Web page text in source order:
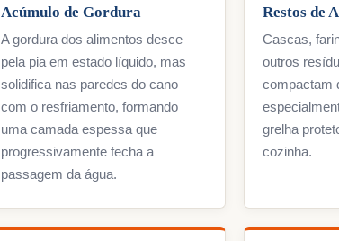
Acúmulo de Gordura
A gordura dos alimentos desce
pela pia em estado líquido, mas
solidifica nas paredes do cano
com o resfriamento, formando
uma camada espessa que
progressivamente fecha a
passagem da água.
Restos de
Cascas,
outros
compactam
grelha
cozinha.